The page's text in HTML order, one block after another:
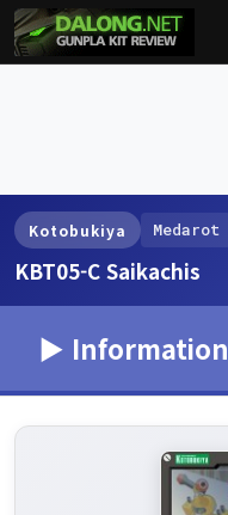
Kotobukiya Medarot
KBT05-C Saikachis
▶ Information